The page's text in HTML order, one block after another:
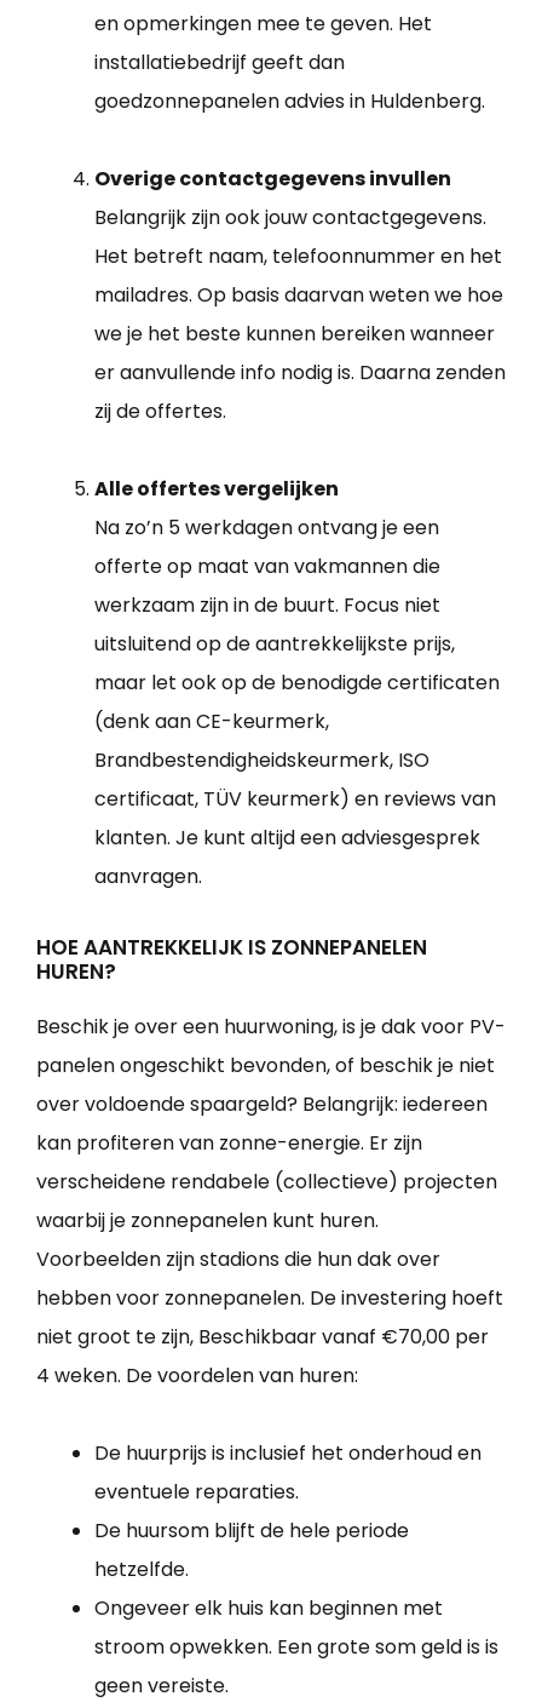
en opmerkingen mee te geven. Het
installatiebedrijf geeft dan
goedzonnepanelen advies in Huldenberg.
Overige contactgegevens invullen
Belangrijk zijn ook jouw contactgegevens.
Het betreft naam, telefoonnummer en het
mailadres. Op basis daarvan weten we hoe
we je het beste kunnen bereiken wanneer
er aanvullende info nodig is. Daarna zenden
zij de offertes.
Alle offertes vergelijken
Na zo’n 5 werkdagen ontvang je een
offerte op maat van vakmannen die
werkzaam zijn in de buurt. Focus niet
uitsluitend op de aantrekkelijkste prijs,
maar let ook op de benodigde certificaten
(denk aan CE-keurmerk,
Brandbestendigheidskeurmerk, ISO
certificaat, TÜV keurmerk) en reviews van
klanten. Je kunt altijd een adviesgesprek
aanvragen.
HOE AANTREKKELIJK IS ZONNEPANELEN
HUREN?
Beschik je over een huurwoning, is je dak voor PV-
panelen ongeschikt bevonden, of beschik je niet
over voldoende spaargeld? Belangrijk: iedereen
kan profiteren van zonne-energie. Er zijn
verscheidene rendabele (collectieve) projecten
waarbij je zonnepanelen kunt huren.
Voorbeelden zijn stadions die hun dak over
hebben voor zonnepanelen. De investering hoeft
niet groot te zijn, Beschikbaar vanaf €70,00 per
4 weken. De voordelen van huren:
De huurprijs is inclusief het onderhoud en
eventuele reparaties.
De huursom blijft de hele periode
hetzelfde.
Ongeveer elk huis kan beginnen met
stroom opwekken. Een grote som geld is is
geen vereiste.